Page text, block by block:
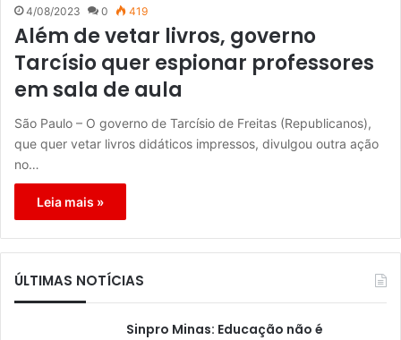
4/08/2023 0 419
Além de vetar livros, governo
Tarcísio quer espionar professores
em sala de aula
São Paulo – O governo de Tarcísio de Freitas (Republicanos),
que quer vetar livros didáticos impressos, divulgou outra ação
no…
Leia mais »
ÚLTIMAS NOTÍCIAS
Sinpro Minas: Educação não é